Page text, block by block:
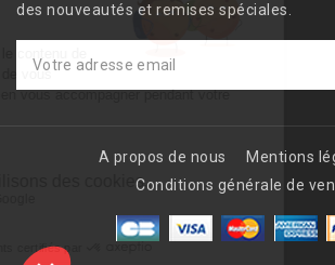
des nouveautés et remises spéciales.
A propos de nous
Mentions
Conditions générale de